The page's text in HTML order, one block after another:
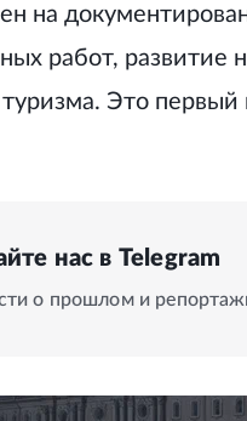
на
работ, развитие
туризма. Это
нас в Telegram
о прошлом и